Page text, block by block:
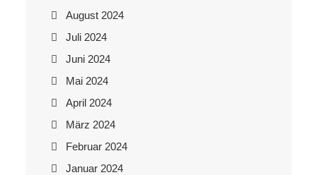
August 2024
Juli 2024
Juni 2024
Mai 2024
April 2024
März 2024
Februar 2024
Januar 2024